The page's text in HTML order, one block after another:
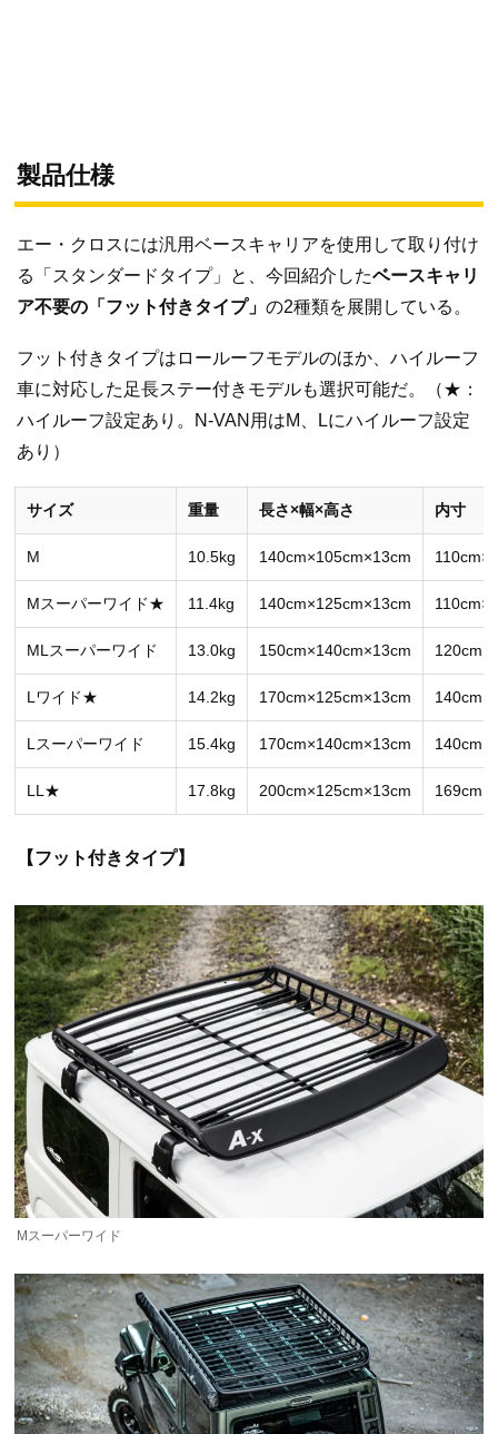
製品仕様
エー・クロスには汎用ベースキャリアを使用して取り付け
る「スタンダードタイプ」と、今回紹介したベースキャリ
ア不要の「フット付きタイプ」 の2種類を展開している。
フット付きタイプはロールーフモデルのほか、ハイルーフ
車に対応した足長ステー付きモデルも選択可能だ。（★：
ハイルーフ設定あり。N-VAN用はM、Lにハイルーフ設定
あり）
サイズ 重量 長さ×幅×高さ 内寸
M 10.5kg 140cm×105cm×13cm
Mスーパーワイド★ 11.4kg 140cm×125cm×13cm
MLスーパーワイド 13.0kg 150cm×140cm×13cm
Lワイド★ 14.2kg 170cm×125cm×13cm
Lスーパーワイド 15.4kg 170cm×140cm×13cm
LL★ 17.8kg 200cm×125cm×13cm
【フット付きタイプ】
Mスーパーワイド